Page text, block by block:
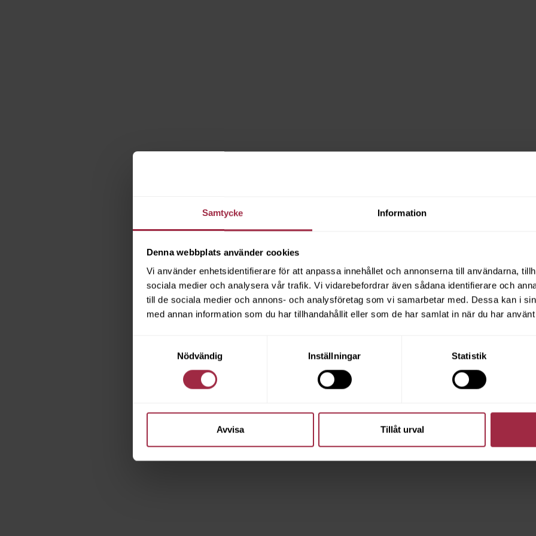
Samtycke Information
Denna webbplats använder cookies
Vi använder enhetsidentifierare för att anpassa innehållet och annonserna till användarna,
sociala medier och analysera vår trafik. Vi vidarebefordrar även sådana identifierare och
till de sociala medier och annons- och analysföretag som vi samarbetar med. Dessa kan i
med annan information som du har tillhandahållit eller som de har samlat in när du har
Nödvändig
Inställningar Statistik
Avvisa Tillåt urval